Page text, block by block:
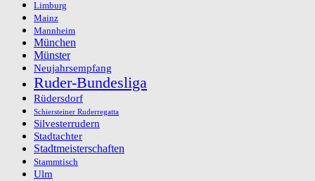
Limburg
Mainz
Mannheim
München
Münster
Neujahrsempfang
Ruder-Bundesliga
Rüdersdorf
Schiersteiner Ruderregatta
Silvesterrudern
Stadtachter
Stadtmeisterschaften
Stammtisch
Ulm